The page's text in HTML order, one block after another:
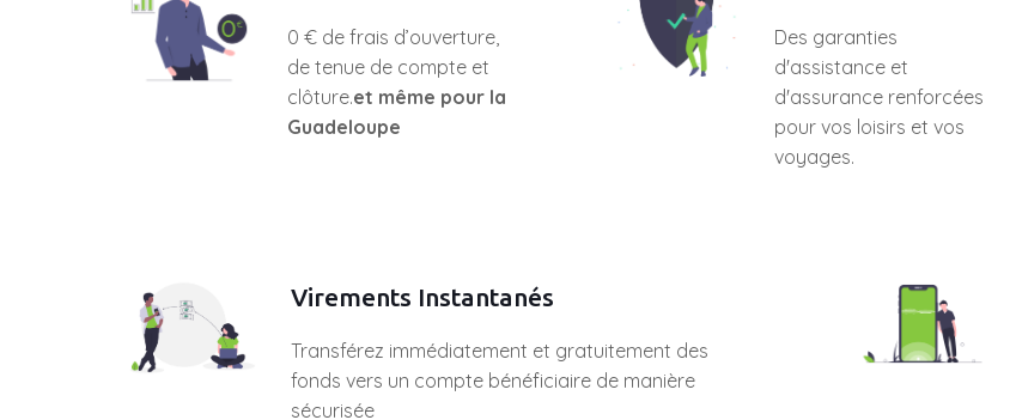
0 € de frais d’ouverture,
de tenue de compte et
clôture.et même pour la
Guadeloupe
Des garanties
d'assistance et
d'assurance renforcées
pour vos loisirs et vos
voyages.
Virements Instantanés
Transférez immédiatement et gratuitement des
fonds vers un compte bénéficiaire de manière
sécurisée